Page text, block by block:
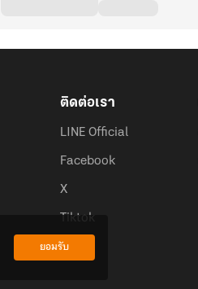
ติดต่อเรา
LINE Official
Facebook
X
Tiktok
ยอมรับ